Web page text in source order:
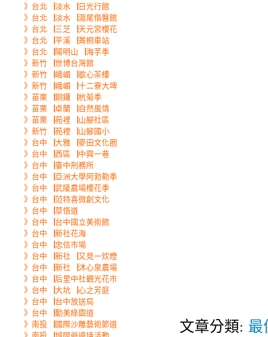
》台北▕淡水▕日光行館
》台北▕淡水▕滬尾偕醫館
》台北▕三芝▕天元宮櫻花
》台北▕平溪▕菁桐車站
》台北▕陽明山▕海芋季
》新竹▕世博台灣館
》新竹▕峨嵋▕歇心茶樓
》新竹▕峨嵋▕十二寮大埤
》苗栗▕銅鑼▕杭菊季
》苗栗▕卓蘭▕自然風情
》苗栗▕苑裡▕山腳社區
》新竹▕苑裡▕山腳國小
》台中▕大雅▕麥田文化圈
》台中▕西區▕中興一巷
》台中▕臺中刑務所
》台中▕亞洲大學阿勃勒季
》台中▕武陵農場櫻花季
》台中▕范特喜微創文化
》台中▕草悟道
》台中▕台中國立美術館
》台中▕新社花海
》台中▕忠信市場
》台中▕新社▕又見一炊煙
》台中▕新社▕沐心泉農場
》台中▕后里中社觀光花市
》台中▕大坑▕心之芳庭
》台中▕台中放送局
》台中▕勤美綠園道
》南投▕國際沙雕藝術節道
文章分類: 最